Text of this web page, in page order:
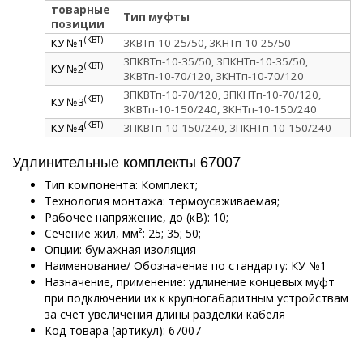
товарные
позиции
Тип муфты
КУ №1 (КВТ)
3КВТп-10-25/50, 3КНТп-10-25/50
КУ №2(КВТ)
3ПКВТп-10-35/50, 3ПКНТп-10-35/50,
3КВТп-10-70/120, 3КНТп-10-70/120
КУ №3(КВТ)
3ПКВТп-10-70/120, 3ПКНТп-10-70/120,
3КВТп-10-150/240, 3КНТп-10-150/240
КУ №4(КВТ) 3ПКВТп-10-150/240, 3ПКНТп-10-150/240
Удлинительные комплекты 67007
Тип компонента: Комплект;
Технология монтажа: термоусаживаемая;
Рабочее напряжение, до (кВ): 10;
Сечение жил, мм²: 25; 35; 50;
Опции: бумажная изоляция
Наименование/ Обозначение по стандарту: КУ №1
Назначение, применение: удлинение концевых муфт
при подключении их к крупногабаритным устройствам
за счет увеличения длины разделки кабеля
Код товара (артикул): 67007